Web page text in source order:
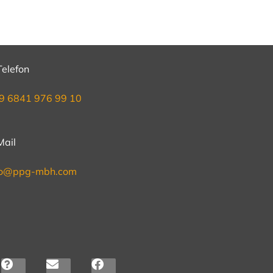
6841 976 99 10
mbh.com